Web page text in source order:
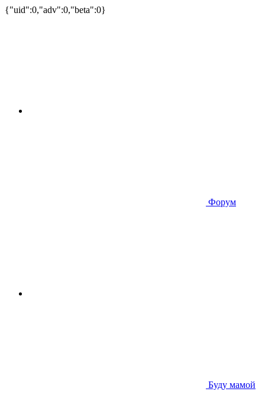
{"uid":0,"adv":0,"beta":0}
Форум
Буду мамой